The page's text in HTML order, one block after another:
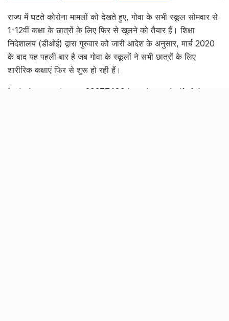
राज्य में घटते कोरोना मामलों को देखते हुए, गोवा के सभी स्कूल सोमवार से
1-12वीं कक्षा के छात्रों के लिए फिर से खुलने को तैयार हैं। शिक्षा
निदेशालय (डीओई) द्वारा गुरुवार को जारी आदेश के अनुसार, मार्च 2020
के बाद यह पहली बार है जब गोवा के स्कूलों ने सभी छात्रों के लिए
शारीरिक कक्षाएं फिर से शुरू हो रही हैं।
[rebelmouse-image 29377489 is_animated_gif=false